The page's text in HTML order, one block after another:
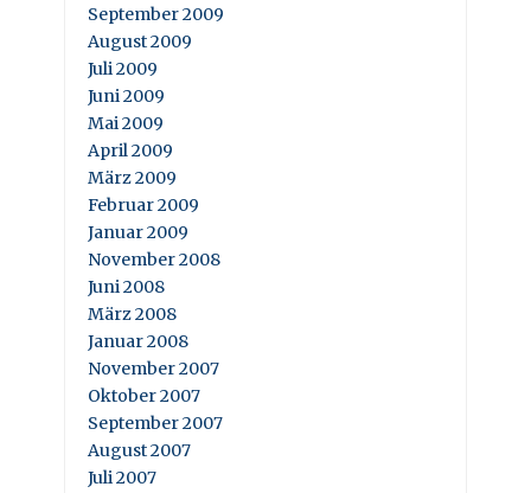
September 2009
August 2009
Juli 2009
Juni 2009
Mai 2009
April 2009
März 2009
Februar 2009
Januar 2009
November 2008
Juni 2008
März 2008
Januar 2008
November 2007
Oktober 2007
September 2007
August 2007
Juli 2007